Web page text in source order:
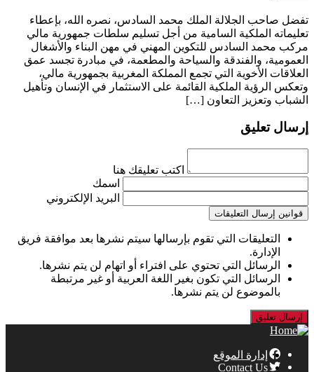
تفضل صاحب الجلالة الملك محمد السادس، نصره الله، بإعطاء
تعليماته الملكية السامية من أجل تسليم سلطات جمهورية مالي
مركب محمد السادس للتكوين المهني في مهن البناء والأشغال
العمومية، والفندقة والسياحة والمطعمة، في مبادرة تجسد عمق
العلاقات الأخوية التي تجمع المملكة المغربية بجمهورية مالي،
وتعكس الرؤية الملكية القائمة على الاستثمار في الإنسان وتأهيل
الشباب وتعزيز التعاون […]
إرسال تعليق
اكتب تعليقك هنا
اسمك
البريد الإلكتروني
قوانين إرسال التعليقات
التعليقات التي تقوم بإرسالها سيتم نشرها بعد موافقة فريق
الإدارة.
الرسائل التي تحتوي على افتراء أو اتهام لن يتم نشرها.
الرسائل التي تكون بغير اللغة العربية أو غير مرتبطة
بالموضوع لن يتم نشرها.
إدارة الموقع
Contact Us